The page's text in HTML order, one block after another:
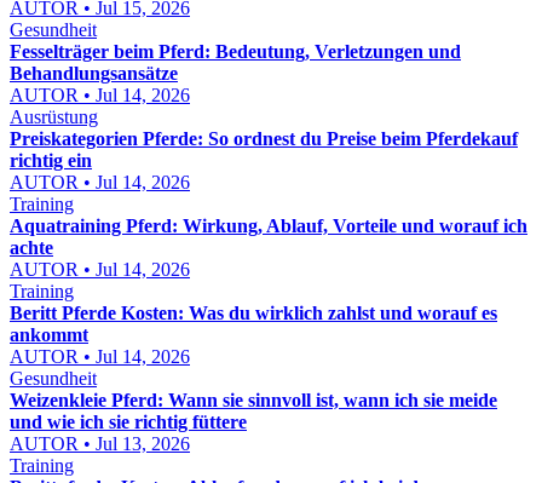
AUTOR • Jul 15, 2026
Gesundheit
Fesselträger beim Pferd: Bedeutung, Verletzungen und
Behandlungsansätze
AUTOR • Jul 14, 2026
Ausrüstung
Preiskategorien Pferde: So ordnest du Preise beim Pferdekauf
richtig ein
AUTOR • Jul 14, 2026
Training
Aquatraining Pferd: Wirkung, Ablauf, Vorteile und worauf ich
achte
AUTOR • Jul 14, 2026
Training
Beritt Pferde Kosten: Was du wirklich zahlst und worauf es
ankommt
AUTOR • Jul 14, 2026
Gesundheit
Weizenkleie Pferd: Wann sie sinnvoll ist, wann ich sie meide
und wie ich sie richtig füttere
AUTOR • Jul 13, 2026
Training